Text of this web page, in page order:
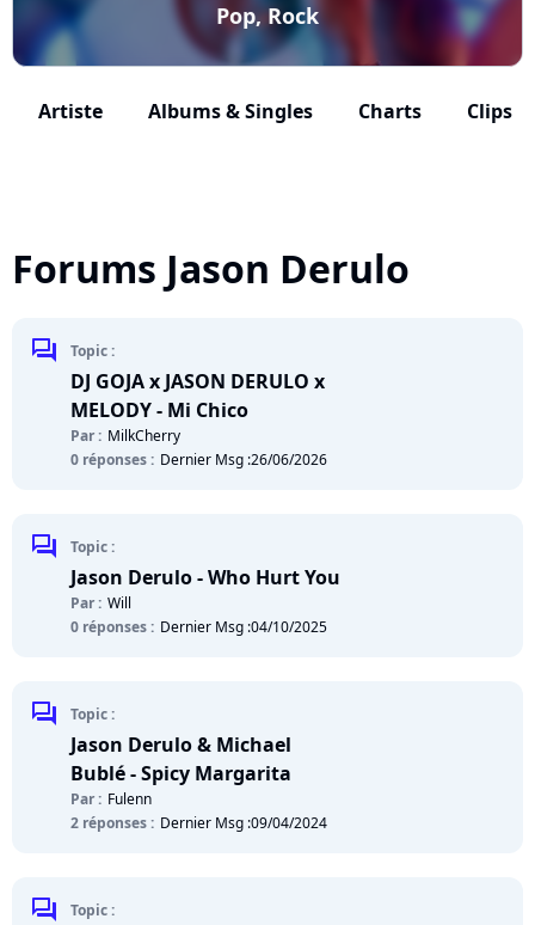
Pop, Rock
Artiste Albums & Singles Charts Clips
Forums Jason Derulo
chat Topic :
DJ GOJA x JASON DERULO x
MELODY - Mi Chico
Par : MilkCherry
0 réponses : Dernier Msg :26/06/2026
chat Topic :
Jason Derulo - Who Hurt You
Par : Will
0 réponses : Dernier Msg :04/10/2025
chat Topic :
Jason Derulo & Michael
Bublé - Spicy Margarita
Par : Fulenn
2 réponses : Dernier Msg :09/04/2024
chat Topic :